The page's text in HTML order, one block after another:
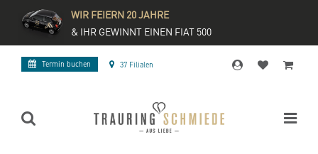
WIR FEIERN 20 JAHRE
& IHR GEWINNT EINEN FIAT 500
Termin buchen 37 Filialen